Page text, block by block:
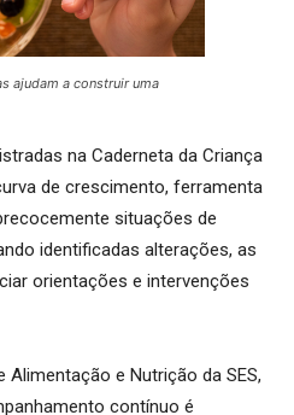
ajudam a construir uma
na Caderneta da Criança
de crescimento, ferramenta
situações de
identificadas alterações, as
orientações e intervenções
e Nutrição da SES,
contínuo é